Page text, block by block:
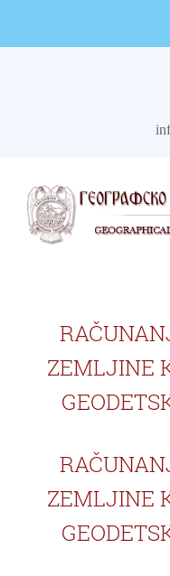
ZEMLJINE
ZEMLJINE